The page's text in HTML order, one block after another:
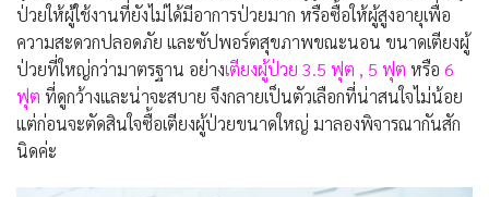
ป่วยให้ผู้ใช้งานที่ยังไม่ได้มีอาการป่วยมาก หรือซื้อให้ผู้สูงอายุเพื่อ
ความสะดวกปลอดภัย และซัปพอร์ตสุขภาพขณะนอน ขนาดเตียงผู้
ป่วยที่ใหญ่กว่ามาตรฐาน อย่างเตียงผู้ป่วย 3.5 ฟุต , 5 ฟุต หรือ 6
ฟุต ที่ดูกว้างและน่าจะสบาย จึงกลายเป็นตัวเลือกที่น่าสนใจไม่น้อย
แต่ก่อนจะตัดสินใจซื้อเตียงผู้ป่วยขนาดใหญ่ มาลองพิจารณากันสัก
นิดค่ะ